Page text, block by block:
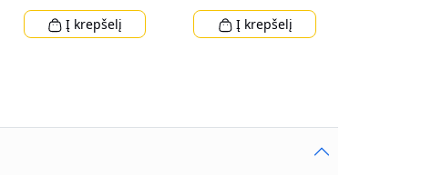
Į krepšelį Į krepšelį